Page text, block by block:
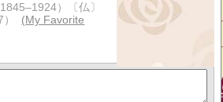
）〔仏〕
My Favorite